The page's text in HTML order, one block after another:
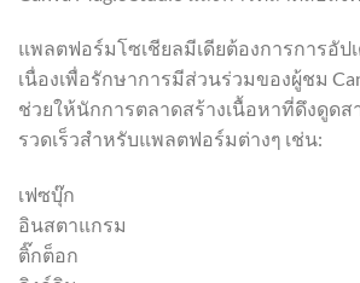
แพลตฟอร์มโซเชียลมีเดียต้องการการอัป
เนื่องเพื่อรักษาการมีส่วนร่วมของผู้ชม
ช่วยให้นักการตลาดสร้างเนื้อหาที่ดึงดูดส
รวดเร็วสำหรับแพลตฟอร์มต่างๆ เช่น:
เฟซบุ๊ก
อินสตาแกรม
ติ๊กต็อก